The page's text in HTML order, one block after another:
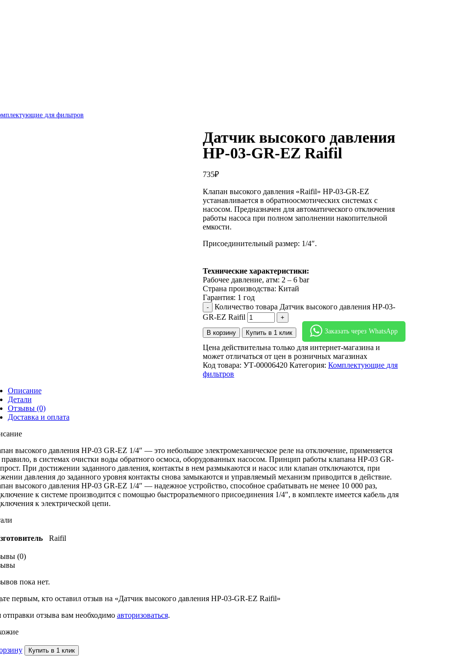
для фильтров
Датчик высокого давления
HP-03-GR-EZ Raifil
735₽
Клапан высокого давления «Raifil» HP-03-GR-EZ
устанавливается в обратноосмотических системах с
насосом. Предназначен для автоматического отключения
работы насоса при полном заполнении накопительной
емкости.
Присоединительный размер: 1/4″.
Технические характеристики:
Рабочее давление, атм: 2 – 6 bar
Страна производства: Китай
Гарантия: 1 год
Количество товара Датчик высокого давления HP-03-
GR-EZ Raifil
В корзину Купить в 1 клик Заказать через WhatsApp
Цена действительна только для интернет-магазина и
может отличаться от цен в розничных магазинах
Код товара:УТ-00006420Категория: Комплектующие для
фильтров
Описание
Детали
Отзывы (0)
Доставка и оплата
высокого давления HP-03 GR-EZ 1/4″ — это небольшое электромеханическое реле на отключение, применяется
правило, в системах очистки воды обратного осмоса, оборудованных насосом. Принцип работы клапана HP-03 GR-
При достижении заданного давления, контакты в нем размыкаются и насос или клапан отключаются, при
давления до заданного уровня контакты снова замыкаются и управляемый механизм приводится в действие.
высокого давления HP-03 GR-EZ 1/4″ — надежное устройство, способное срабатывать не менее 10 000 раз,
к системе производится с помощью быстроразъемного присоединения 1/4″, в комплекте имеется кабель для
к электрической цепи.
Raifil
(0)
пока нет.
первым, кто оставил отзыв на «Датчик высокого давления HP-03-GR-EZ Raifil»
отправки отзыва вам необходимо авторизоваться.
Купить в 1 клик